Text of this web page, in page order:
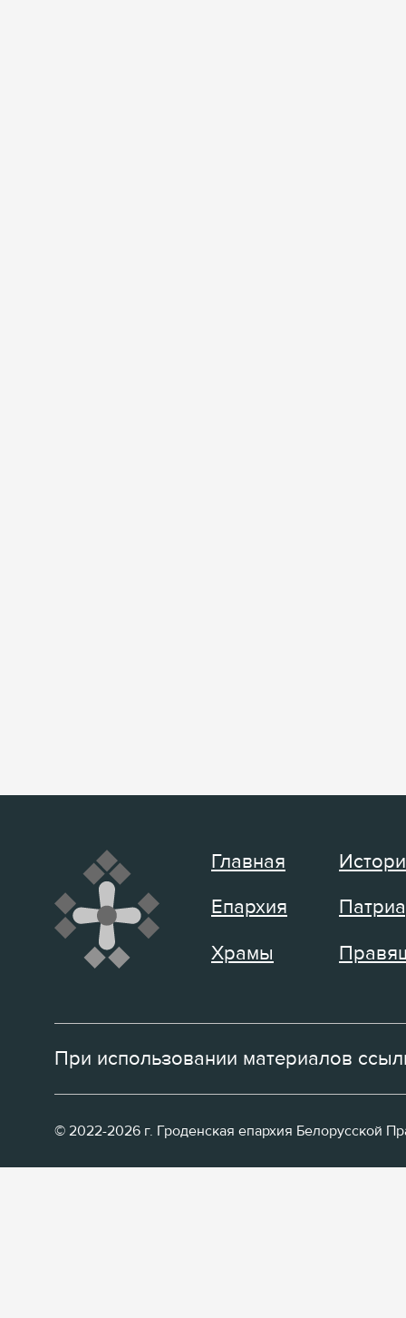
Главная
Епархия
Храмы
При использовании материалов
© 2022-2026 г. Гроденская епархия Белорусской